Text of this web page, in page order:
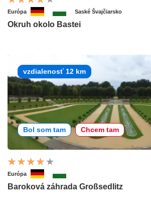
Európa Saské Švajčiarsko
Okruh okolo Bastei
vzdialenosť 12 km
Bol som tam Chcem tam
Európa
Baroková záhrada Großsedlitz